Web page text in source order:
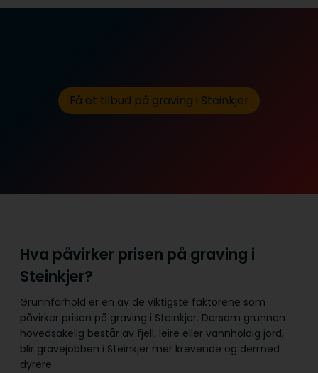
Få et tilbud på graving i Steinkjer
Hva påvirker prisen på graving i
Steinkjer?
Grunnforhold er en av de viktigste faktorene som
påvirker prisen på graving i Steinkjer. Dersom grunnen
hovedsakelig består av fjell, leire eller vannholdig jord,
blir gravejobben i Steinkjer mer krevende og dermed
dyrere.